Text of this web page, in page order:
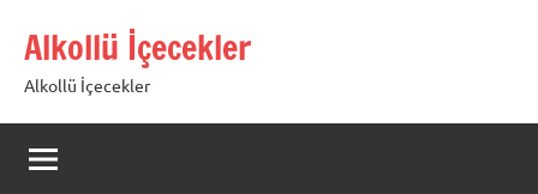
geçAlkollü İçecekler
Alkollü İçecekler